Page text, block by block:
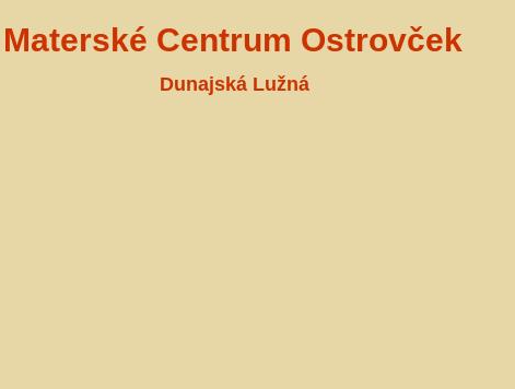
Materské Centrum Ostrovček
Dunajská Lužná